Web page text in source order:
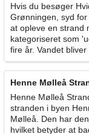
Hvis du besøger
Grønningen, syd
at opleve en strand
kategoriseret som
fire år. Vandet bliver
Henne Mølleå
Henne Mølleå
stranden i byen
Mølleå. Den har
hvilket betyder at